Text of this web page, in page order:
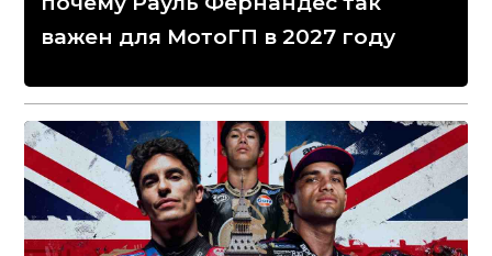
важен для МотоГП в 2027 году